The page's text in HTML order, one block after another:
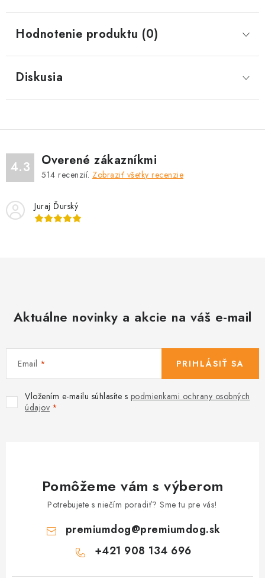
Hodnotenie produktu (0)
Diskusia
4.3 Overené zákazníkmi
514 recenzií. Zobraziť všetky recenzie
Juraj Ďurský
Aktuálne novinky a akcie na váš e-mail
Email
Vložením e-mailu súhlasíte s podmienkami ochrany osobných
údajov
PRIHLÁSIŤ SA
Pomôžeme vám s výberom
Potrebujete s niečím poradiť? Sme tu pre vás!
premiumdog@premiumdog.sk
+421 908 134 696